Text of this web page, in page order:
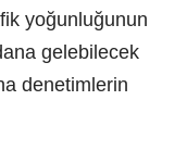
yoğunluğunun
gelebilecek
denetimlerin